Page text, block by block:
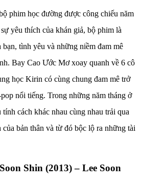
phim học đường được công chiếu năm
yêu thích của khán giả, bộ phim là
tình yêu và những niềm đam mê
Bay Cao Ước Mơ xoay quanh về 6 cô
học Kirin có cùng chung đam mê trở
nổi tiếng. Trong những năm tháng ở
cách khác nhau cùng nhau trải qua
bản thân và từ đó bộc lộ ra những tài
Shin (2013) – Lee Soon